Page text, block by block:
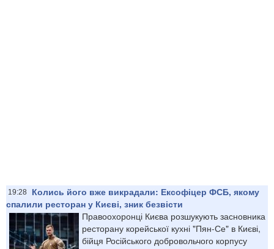
19:28
Колись його вже викрадали: Ексофіцер ФСБ, якому
спалили ресторан у Києві, зник безвісти
Правоохоронці Києва розшукують засновника
ресторану корейської кухні "Пян-Се" в Києві,
бійця Російського добровольчого корпусу